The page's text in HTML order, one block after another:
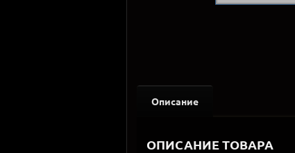
Описание
ОПИСАНИЕ ТОВАРА